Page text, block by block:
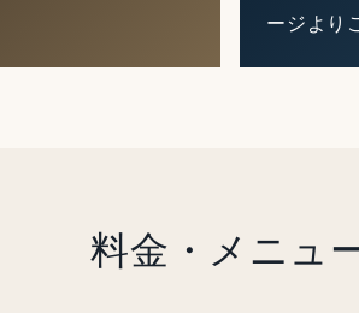
ージより
料金・メニュ